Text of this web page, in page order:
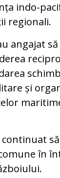
indo-
regionali.
angajat
și
în